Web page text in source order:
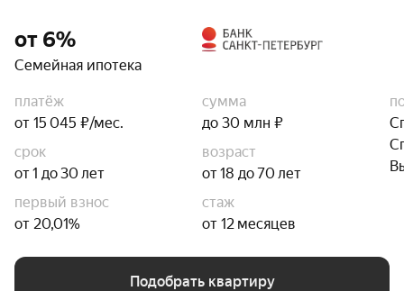
от 6%
Семейная ипотека
платёж
от 15 045 ₽/мес.
сумма
до 30 млн ₽
срок
от 1 до 30 лет
возраст
от 18 до 70 лет
первый взнос
от 20,01%
стаж
от 12 месяцев
Подобрать квартиру